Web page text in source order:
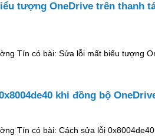
tượng OneDrive trên thanh
Tín có bài: Sửa lỗi mất biểu tượng
khi đồng bộ
Tín có bài: Cách sửa lỗi